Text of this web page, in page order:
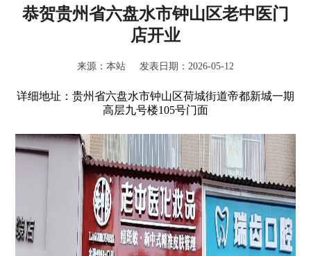
恭贺贵州省六盘水市钟山区老中医门
店开业
来源：本站 发表日期：2026-05-12
详细地址：贵州省六盘水市钟山区荷城街道帝都新城一期
高层九号楼105号门面